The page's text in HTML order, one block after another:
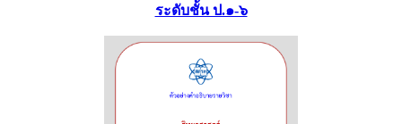
ระดับชั้น ป.๑-๖